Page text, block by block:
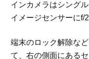
インカメラはシング
イメージセンサーにf/
端末のロック解除な
て、右の側面にある